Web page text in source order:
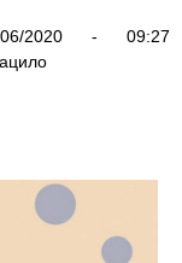
2020 - 09:27